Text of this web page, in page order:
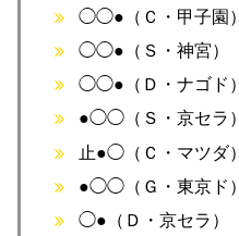
◯◯●（Ｃ・甲子園）
◯◯●（Ｓ・神宮）
◯◯●（Ｄ・ナゴド）
●◯◯（Ｓ・京セラ）
止●◯（Ｃ・マツダ）
●◯◯（Ｇ・東京ド）
◯●（Ｄ・京セラ）